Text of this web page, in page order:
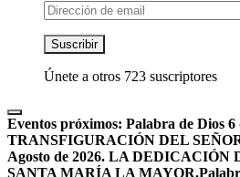
Dirección
de
email
Suscribir
Únete a otros 723 suscriptores
Eventos próximos: Palabra de Dios 6
TRANSFIGURACIÓN DEL
Agosto de 2026. LA
SANTA MARÍA LA MAYOR.